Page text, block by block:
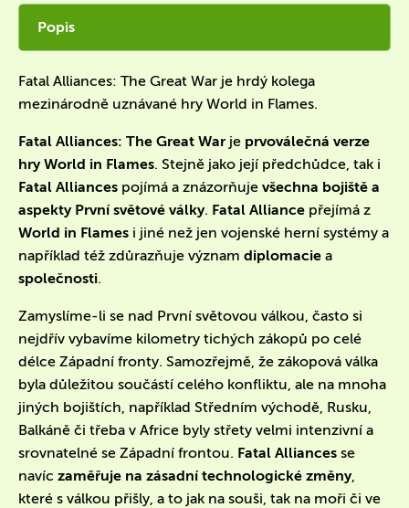
Popis
Fatal Alliances: The Great War je hrdý kolega
mezinárodně uznávané hry World in Flames.
Fatal Alliances: The Great War je prvoválečná verze
hry World in Flames. Stejně jako její předchůdce, tak i
Fatal Alliances pojímá a znázorňuje všechna bojiště a
aspekty První světové války. Fatal Alliance přejímá z
World in Flames i jiné než jen vojenské herní systémy a
například též zdůrazňuje význam diplomacie a
společnosti.
Zamyslíme-li se nad První světovou válkou, často si
nejdřív vybavíme kilometry tichých zákopů po celé
délce Západní fronty. Samozřejmě, že zákopová válka
byla důležitou součástí celého konfliktu, ale na mnoha
jiných bojištích, například Středním východě, Rusku,
Balkáně či třeba v Africe byly střety velmi intenzivní a
srovnatelné se Západní frontou. Fatal Alliances se
navíc zaměřuje na zásadní technologické změny,
které s válkou přišly, a to jak na souši, tak na moři či ve